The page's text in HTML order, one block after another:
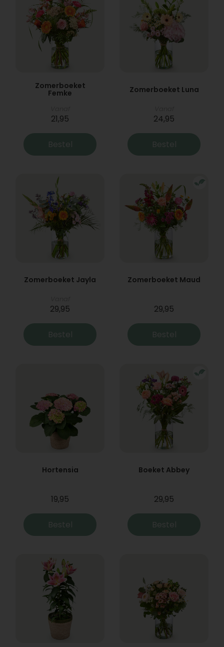
Zomerboeket
Femke
21,95
Bestel
Zomerboeket Luna
24,95
Bestel
Zomerboeket Jayla
29,95
Bestel
Zomerboeket Maud
29,95
Bestel
Hortensia
19,95
Bestel
Boeket Abbey
29,95
Bestel